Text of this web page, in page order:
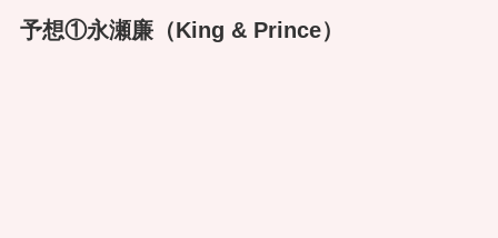
予想①永瀬廉（King & Prince）